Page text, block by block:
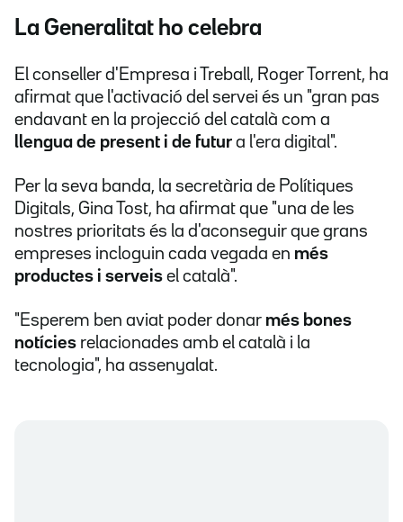
La Generalitat ho celebra
El conseller d'Empresa i Treball, Roger Torrent, ha
afirmat que l'activació del servei és un "gran pas
endavant en la projecció del català com a
llengua de present i de futur a l'era digital".
Per la seva banda, la secretària de Polítiques
Digitals, Gina Tost, ha afirmat que "una de les
nostres prioritats és la d'aconseguir que grans
empreses incloguin cada vegada en més
productes i serveis el català".
"Esperem ben aviat poder donar més bones
notícies relacionades amb el català i la
tecnologia", ha assenyalat.